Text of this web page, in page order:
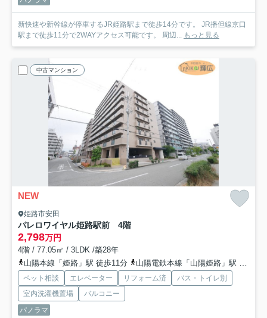
新快速や新幹線が停車するJR姫路駅まで徒歩14分です。 JR播但線京口
駅まで徒歩11分で2WAYアクセス可能です。 周辺... もっと見る
中古マンション
NEW
姫路市安田
パレロワイヤル姫路駅前 4階
2,798万円
4階 / 77.05㎡ / 3LDK /築28年
山陽本線「姫路」駅 徒歩11分
山陽電鉄本線「山陽姫路」駅 徒歩16分
ペット相談 エレベーター リフォーム済
バス・トイレ別
室内洗濯機置場
バルコニー
パノラマ